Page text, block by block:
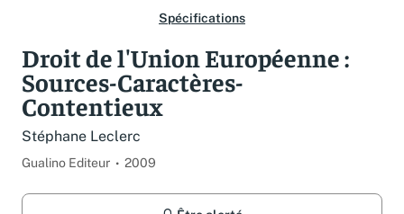
Droit de l'Union Européenne :
Sources-Caractères-
Contentieux
Stéphane Leclerc